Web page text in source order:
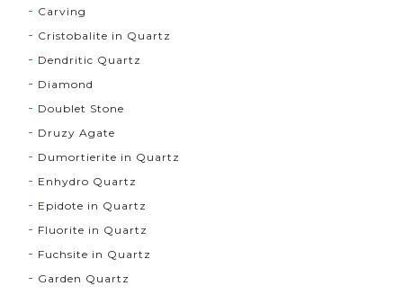
Carving
Cristobalite in Quartz
Dendritic Quartz
Diamond
Doublet Stone
Druzy Agate
Dumortierite in Quartz
Enhydro Quartz
Epidote in Quartz
Fluorite in Quartz
Fuchsite in Quartz
Garden Quartz